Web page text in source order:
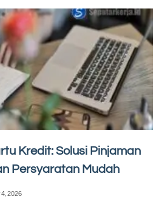
Kredit: Solusi Pinjaman
Persyaratan Mudah
4, 2026